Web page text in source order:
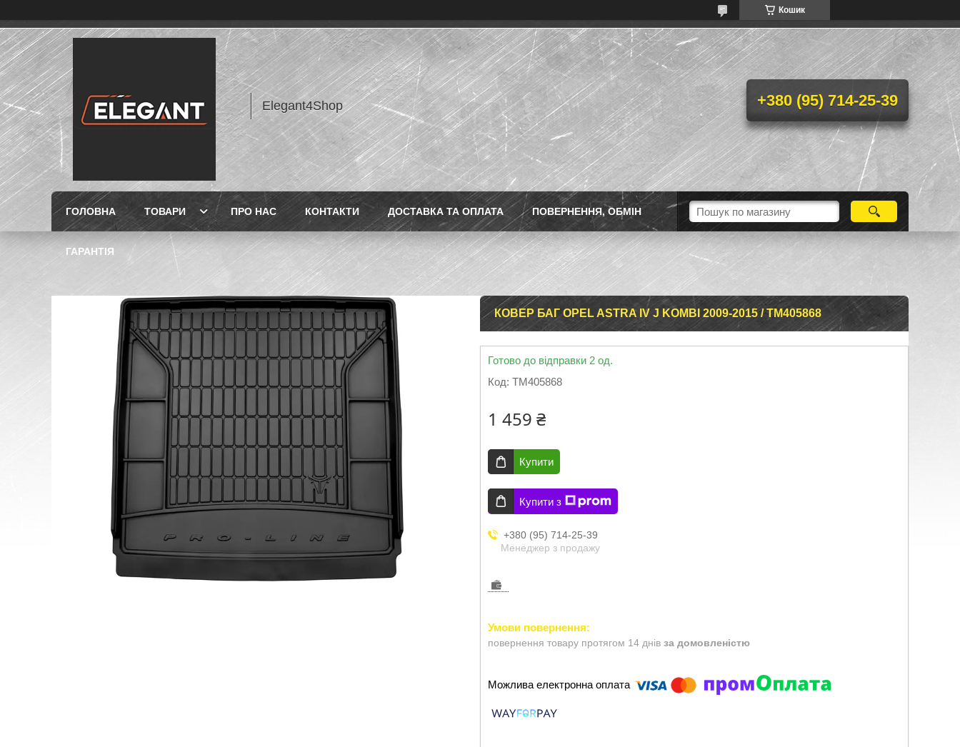
Кошик
Elegant4Shop +380 (95) 714-25-39
ГОЛОВНА ТОВАРИ ПРО НАС КОНТАКТИ ДОСТАВКА ТА ОПЛАТА ПОВЕРНЕННЯ, ОБМІН
ГАРАНТІЯ
КОВЕР БАГ OPEL ASTRA IV J KOMBI 2009-2015 / TM405868
Готово до відправки 2 од.
Код: TM405868
1 459 ₴
Купити
Купити з
+380 (95) 714-25-39
Менеджер з продажу
повернення товару протягом 14 днів за домовленістю